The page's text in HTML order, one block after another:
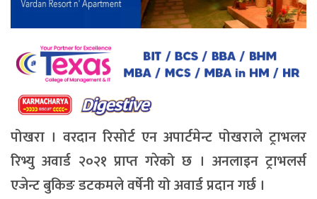
पोखरा । वरदान रिसोर्ट एन अपार्टमेन्ट पोखराले ट्राभलर
रिभ्यु अवार्ड २०२१ प्राप्त गरेको छ । अनलाइन ट्राभलर्स
एजेन्ट बुकिङ डटकमले वर्षेनी यो अवार्ड प्रदान गर्छ ।